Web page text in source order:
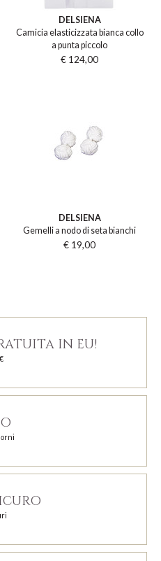
DELSIENA
Camicia elasticizzata bianca collo
a punta piccolo
€ 124,00
DELSIENA
Gemelli a nodo di seta bianchi
€ 19,00
IN EU!